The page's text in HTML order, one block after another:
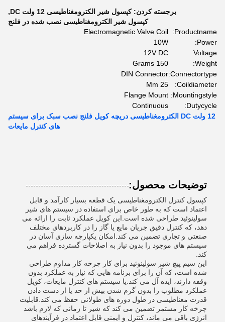
برجسته کردن:کپسول شیر الکترومغناطیسی 12 ولت DC
,
کپسول شیر الکترومغناطیسی نصب شده در فلنج
Productname:
Electromagnetic Valve Coil
Power:
10W
Voltage:
12V DC
Weight:
150 Grams
Connectortype:
DIN Connector
Coildiameter:
25 Mm
Mountingstyle:
Flange Mount
Dutycycle:
Continuous
12 ولت DC الکترومغناطیسی دریچه کویل فلنج نصب سبک برای سیستم
های کنترل مایعات
توضیحات محصول:
کپسول کنترل الکترومغناطیسی یک قطعه بسیار کارآمد و قابل
اعتماد است که به طور خاص برای استفاده در سیستم های شیر
سولینوئید طراحی شده است.این کویل عملکرد ثابت را ارائه می
دهد، که کنترل دقیق جریان مایع یا گاز را در کاربردهای مختلف
صنعتی و تجاری تضمین می کند.امکان یکپارچه سازی آسان در
سیستم های موجود را بدون نیاز به اصلاحات گسترده فراهم می
کند.
این سیم پیچ شیر سولینوئید برای کار چرخه کار مداوم طراحی
شده است، که آن را برای برنامه هایی که نیاز به عملکرد بدون
وقفه دارند، ایده آل می کند.یا سیستم های کنترل مایعات، کویل
عملکرد مطلوب را بدون گرم شدن بیش از حد یا از دست دادن
قدرت مغناطیسی در طول دوره های طولانی حفظ می کند.قابلیت
چرخه کار مستمر تضمین می کند که شیر تا زمانی که لازم باشد
انرژی باقی می ماند، کنترل و ایمنی قابل اعتماد در فرآیندهای